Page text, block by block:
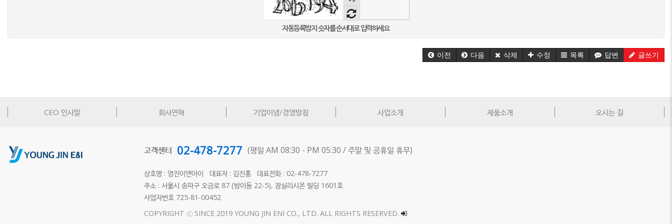
음성
듣기
자동등록방지 숫자를 순서대로 입력하세요.
이전 다음 삭제 수정 목록 답변 글쓰기
CEO 인사말 회사연혁 기업이념/경영방침 사업소개 제품소개 오시는 길
고객센터 02-478-7277 (평일 AM 08:30 - PM 05:30 /주말 및 공휴일 휴무)
상호명 : 영진이앤아이 대표자 : 김진홍 대표전화 : 02-478-7277
주소 : 서울시 송파구 오금로 87 (방이동 22-5), 잠실리시온 빌딩 1601호
사업자번호 725-81-00452
COPYRIGHT ⓒ SINCE 2019 YOUNG JIN ENI CO., LTD. ALL RIGHTS RESERVED.